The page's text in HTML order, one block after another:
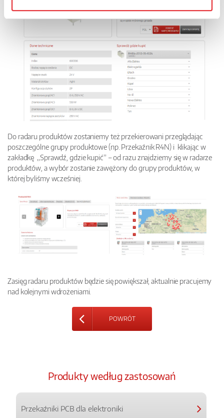
Do radaru produktów zostaniemy też przekierowani przeglądając
poszczególne grupy produktowe (np. Przekaźnik R4N) i klikając w
zakładkę „Sprawdź, gdzie kupić” – od razu znajdziemy się w radarze
produktów, a wybór zostanie zawężony do grupy produktów, w
której byliśmy wcześniej.
Zasięg radaru produktów będzie się powiększał, aktualnie pracujemy
nad kolejnymi wdrożeniami.
POWRÓT
Produkty według zastosowań
Przekaźniki PCB dla elektroniki